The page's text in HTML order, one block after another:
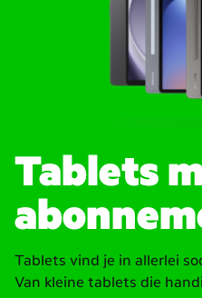
Tablets
Tablets vind je in allerlei
Van kleine tablets die